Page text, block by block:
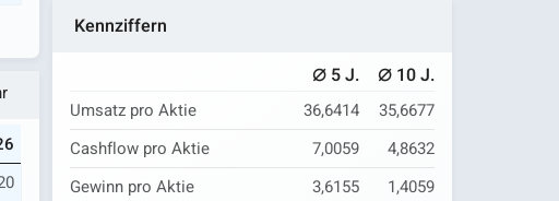
Kennziffern
⌀ 5 J. ⌀ 10 J.
Umsatz pro Aktie 36,6414
35,6677
Cashflow pro Aktie
7,0059
4,8632
Gewinn pro Aktie
3,6155
1,4059